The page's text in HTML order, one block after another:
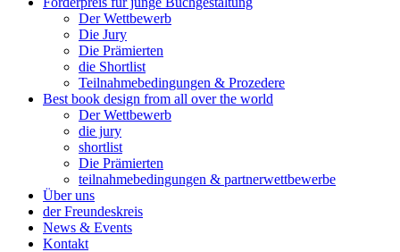
Der Wettbewerb
Die Jury
Die Prämierten
die Shortlist
Teilnahmebedingungen & Prozedere
Best book design from all over the world
Der Wettbewerb
die jury
shortlist
Die Prämierten
teilnahmebedingungen & partnerwettbewerbe
Über uns
der Freundeskreis
News & Events
Kontakt